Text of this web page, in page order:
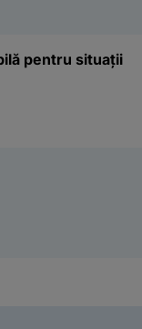
pentru situații